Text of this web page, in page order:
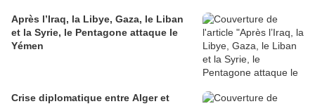
Après l’Iraq, la Libye, Gaza, le Liban
et la Syrie, le Pentagone attaque le
Yémen
Crise diplomatique entre Alger et